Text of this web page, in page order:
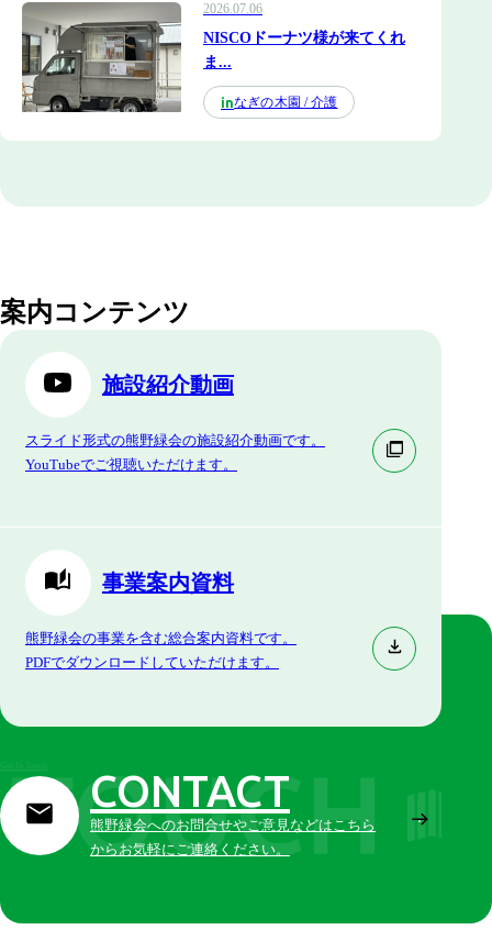
NISCOドーナツ様が来てくれ
ま...
2026.07.06
inなぎの木園 / 介護
案内コンテンツ
施設紹介動画
スライド形式の熊野緑会の施設紹介動画です。
YouTubeでご視聴いただけます。
事業案内資料
熊野緑会の事業を含む総合案内資料です。
PDFでダウンロードしていただけます。
CONTACT
熊野緑会へのお問合せやご意見などはこちら
からお気軽にご連絡ください。